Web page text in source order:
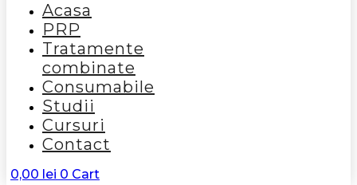
Acasa
PRP
Tratamente
combinate
Consumabile
Studii
Cursuri
Contact
0,00 lei 0 Cart